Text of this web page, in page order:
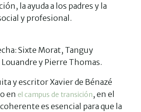
la ayuda a los padres y la
y profesional.
Sixte Morat, Tanguy
y Pierre Thomas.
y escritor Xavier de Bénazé
en el campus de transición, en el
es esencial para que la